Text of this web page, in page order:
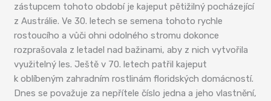
zástupcem tohoto období je kajeput pětižilný pocházející
z Austrálie. Ve 30. letech se semena tohoto rychle
rostoucího a vůči ohni odolného stromu dokonce
rozprašovala z letadel nad bažinami, aby z nich vytvořila
využitelný les. Ještě v 70. letech patřil kajeput
k oblíbeným zahradním rostlinám floridských domácností.
Dnes se považuje za nepřítele číslo jedna a jeho vlastnění,